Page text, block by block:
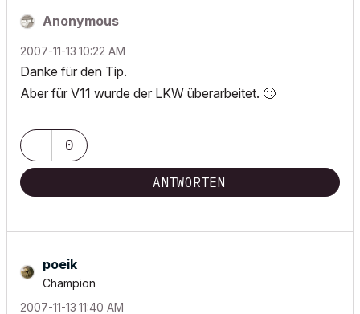
Anonymous
‎2007-11-13 10:22 AM
Danke für den Tip.
Aber für V11 wurde der LKW überarbeitet. 🙂
0
ANTWORTEN
poeik
Champion
‎2007-11-13 11:40 AM